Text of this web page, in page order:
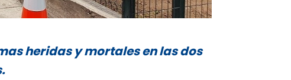
heridas y mortales en las dos